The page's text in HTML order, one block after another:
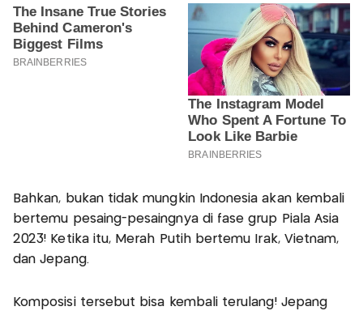
Bahkan, bukan tidak mungkin Indonesia akan kembali
bertemu pesaing-pesaingnya di fase grup Piala Asia
2023! Ketika itu, Merah Putih bertemu Irak, Vietnam,
dan Jepang.
Komposisi tersebut bisa kembali terulang! Jepang